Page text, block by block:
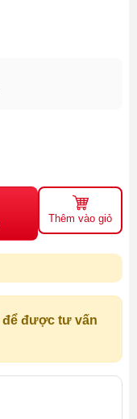
Thêm vào giỏ
để được tư vấn